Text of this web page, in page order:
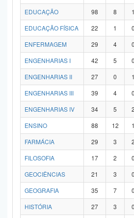
EDUCAÇÃO
98 8 1
EDUCAÇÃO FÍSICA
22 1 0
ENFERMAGEM
29 4 0
ENGENHARIAS I
42 5 0
ENGENHARIAS II
27 0 1
ENGENHARIAS III
39 4 0
ENGENHARIAS IV
34 5 2
ENSINO
88 12 1
FARMÁCIA
29 3 2
FILOSOFIA
17 2 0
GEOCIÊNCIAS
21 3 0
GEOGRAFIA
35 7 0
HISTÓRIA
27 3 0